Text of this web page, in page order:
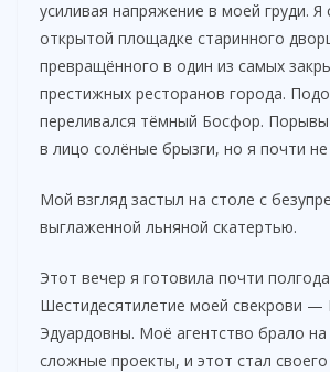
усиливая напряжение в моей груди. Я
открытой площадке старинного
превращённого в один из самых
престижных ресторанов города.
переливался тёмный Босфор.
в лицо солёные брызги, но я почти не
Мой взгляд застыл на столе с
выглаженной льняной скатертью.
Этот вечер я готовила почти
Шестидесятилетие моей свекрови
Эдуардовны. Моё агентство брало
сложные проекты, и этот стал